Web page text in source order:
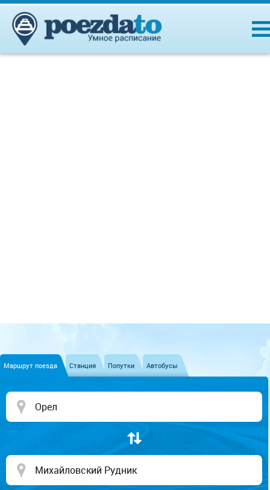
Маршрут поезда Станция Попутки Автобусы